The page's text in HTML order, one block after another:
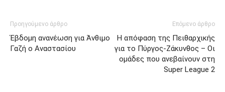
Προηγούμενο άρθρο
Έβδομη ανανέωση για Άνθιμο
Γαζή ο Αναστασίου
Επόμενο άρθρο
Η απόφαση της Πειθαρχικής
για το Πύργος-Ζάκυνθος – Οι
ομάδες που ανεβαίνουν στη
Super League 2